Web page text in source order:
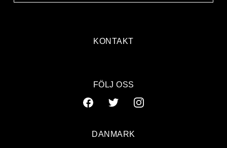
KONTAKT
FÖLJ OSS
DANMARK